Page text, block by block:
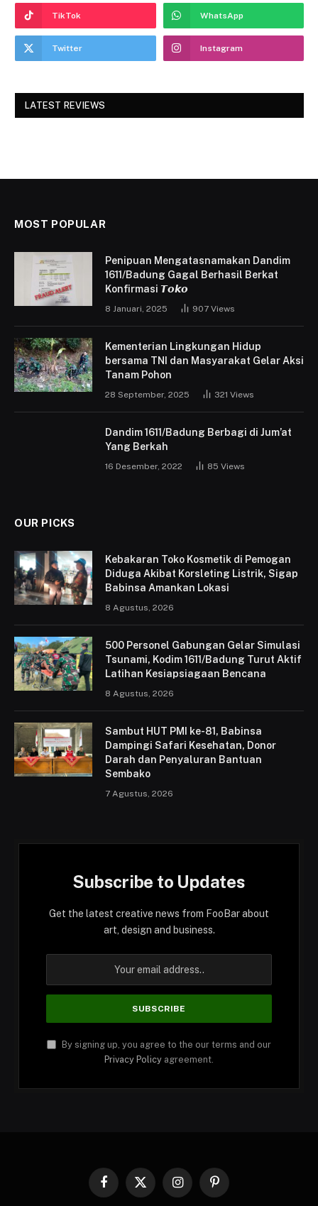
TikTok WhatsApp
Twitter Instagram
LATEST REVIEWS
MOST POPULAR
Penipuan Mengatasnamakan Dandim
1611/Badung Gagal Berhasil Berkat
Konfirmasi 𝙏𝙤𝙠𝙤
8 Januari, 2025 907 Views
Kementerian Lingkungan Hidup
bersama TNI dan Masyarakat Gelar Aksi
Tanam Pohon
28 September, 2025 321 Views
Dandim 1611/Badung Berbagi di Jum’at
Yang Berkah
16 Desember, 2022 85 Views
OUR PICKS
Kebakaran Toko Kosmetik di Pemogan
Diduga Akibat Korsleting Listrik, Sigap
Babinsa Amankan Lokasi
8 Agustus, 2026
500 Personel Gabungan Gelar Simulasi
Tsunami, Kodim 1611/Badung Turut Aktif
Latihan Kesiapsiagaan Bencana
8 Agustus, 2026
Sambut HUT PMI ke-81, Babinsa
Dampingi Safari Kesehatan, Donor
Darah dan Penyaluran Bantuan
Sembako
7 Agustus, 2026
Subscribe to Updates
Get the latest creative news from FooBar about
art, design and business.
By signing up, you agree to the our terms and our
Privacy Policy agreement.
Facebook
X
InstagramPinterest